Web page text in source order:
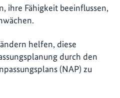
ihre Fähigkeit beeinflussen,
helfen, diese
durch den
(NAP) zu